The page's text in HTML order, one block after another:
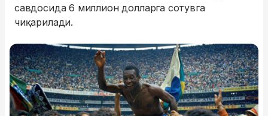
савдосида 6 миллион долларга сотувга
чиқарилади.